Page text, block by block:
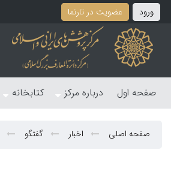
ورود عضویت در تارنما
صفحه اول درباره مرکز کتابخانه
صفحه اصلی اخبار گفتگو